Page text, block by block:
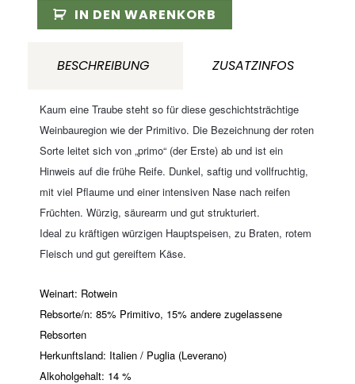
2021
Zecca
IN DEN WARENKORB
BESCHREIBUNG ZUSATZINFOS
Kaum eine Traube steht so für diese geschichtsträchtige
Weinbauregion wie der Primitivo. Die Bezeichnung der roten
Sorte leitet sich von „primo“ (der Erste) ab und ist ein
Hinweis auf die frühe Reife. Dunkel, saftig und vollfruchtig,
mit viel Pflaume und einer intensiven Nase nach reifen
Früchten. Würzig, säurearm und gut strukturiert.
Ideal zu kräftigen würzigen Hauptspeisen, zu Braten, rotem
Fleisch und gut gereiftem Käse.
Weinart: Rotwein
Rebsorte/n: 85% Primitivo, 15% andere zugelassene
Rebsorten
Herkunftsland: Italien / Puglia (Leverano)
Alkoholgehalt: 14 %